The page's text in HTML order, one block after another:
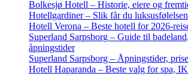
Bolkesjø Hotell – Historie, eiere og
Hotellgardiner – Slik får du
Hotell Verona – Beste hotell for 2026-
Superland Sarpsborg – Guide til
åpningstider
Superland Sarpsborg – Åpningstider,
Hotell Haparanda – Beste valg for spa,